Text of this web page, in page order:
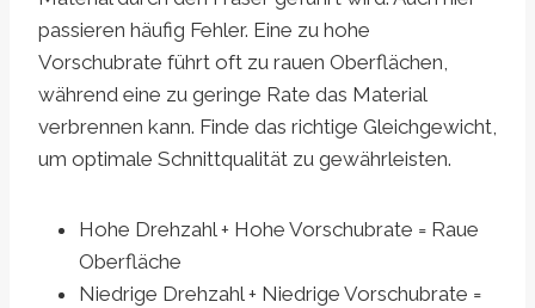
passieren häufig Fehler. Eine zu hohe
Vorschubrate führt oft zu rauen Oberflächen,
während eine zu geringe Rate das Material
verbrennen kann. Finde das richtige Gleichgewicht,
um optimale Schnittqualität zu gewährleisten.
Hohe Drehzahl + Hohe Vorschubrate = Raue
Oberfläche
Niedrige Drehzahl + Niedrige Vorschubrate =